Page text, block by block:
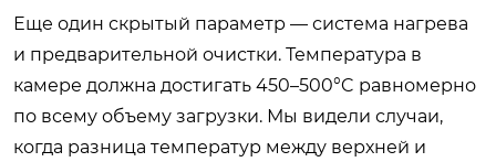
Еще один скрытый параметр — система нагрева
и предварительной очистки. Температура в
камере должна достигать 450–500°C равномерно
по всему объему загрузки. Мы видели случаи,
когда разница температур между верхней и